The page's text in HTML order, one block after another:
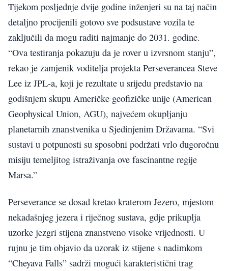
Tijekom posljednje dvije godine inženjeri su na taj način
detaljno procijenili gotovo sve podsustave vozila te
zaključili da mogu raditi najmanje do 2031. godine.
“Ova testiranja pokazuju da je rover u izvrsnom stanju”,
rekao je zamjenik voditelja projekta Perseverancea Steve
Lee iz JPL-a, koji je rezultate u srijedu predstavio na
godišnjem skupu Američke geofizičke unije (American
Geophysical Union, AGU), najvećem okupljanju
planetarnih znanstvenika u Sjedinjenim Državama. “Svi
sustavi u potpunosti su sposobni podržati vrlo dugoročnu
misiju temeljitog istraživanja ove fascinantne regije
Marsa.”
Perseverance se dosad kretao kraterom Jezero, mjestom
nekadašnjeg jezera i riječnog sustava, gdje prikuplja
uzorke jezgri stijena znanstveno visoke vrijednosti. U
rujnu je tim objavio da uzorak iz stijene s nadimkom
“Cheyava Falls” sadrži mogući karakteristični trag